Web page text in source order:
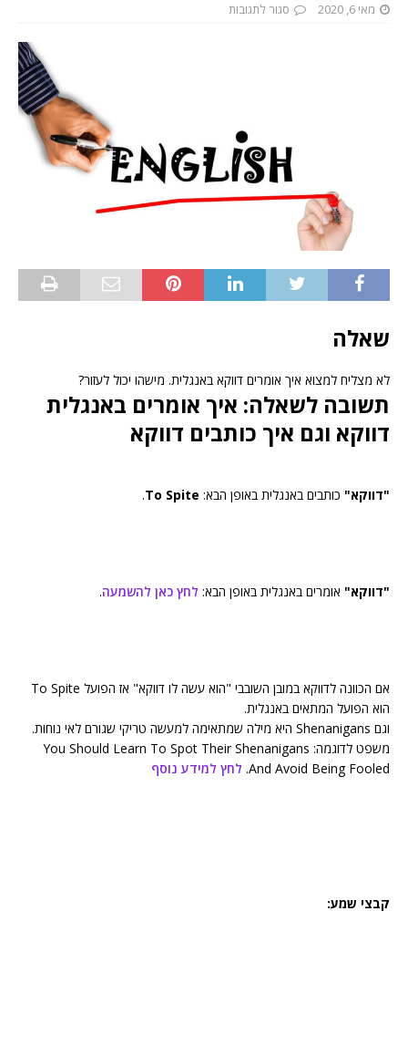
מאי 6, 2020 סגור לתגובות
שאלה
לא מצליח למצוא איך אומרים דווקא באנגלית. מישהו יכול לעזור?
תשובה לשאלה: איך אומרים באנגלית
דווקא וגם איך כותבים דווקא
"דווקא" כותבים באנגלית באופן הבא: To Spite
.
"דווקא" אומרים באנגלית באופן הבא: לחץ כאן להשמעה.
אם הכוונה לדווקא במובן השובבי "הוא עשה לו דווקא" אז הפועל To Spite
הוא הפועל המתאים באנגלית.
וגם Shenanigans היא מילה שמתאימה למעשה טריקי שגורם לאי נוחות.
משפט לדוגמה: You Should Learn To Spot Their Shenanigans
And Avoid Being Fooled. לחץ למידע נוסף
קבצי שמע: